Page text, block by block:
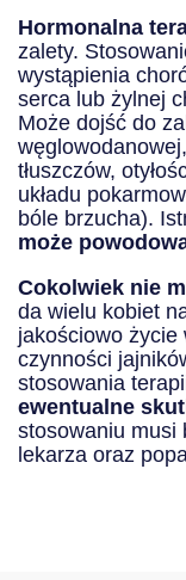
Hormonalna
zalety.
wystąpienia
serca lub żylnej
Może dojść do
tłuszczów,
układu
bóle brzucha).
może
Cokolwiek nie
da wielu kobiet
jakościowo życie
czynności
stosowania
ewentualne
stosowaniu musi
lekarza oraz